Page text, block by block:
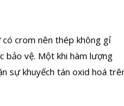
có crom nên thép không gỉ
bảo vệ. Một khi hàm lượng
sự khuyếch tán oxid hoá